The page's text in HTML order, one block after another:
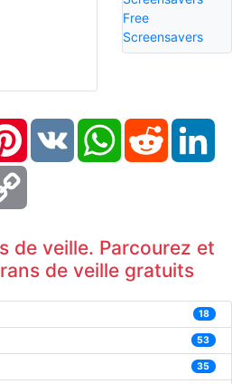
Free
Screensavers
PinterestVK WhatsAppReddit
de veille. Parcourez et
de veille gratuits
18
53
35